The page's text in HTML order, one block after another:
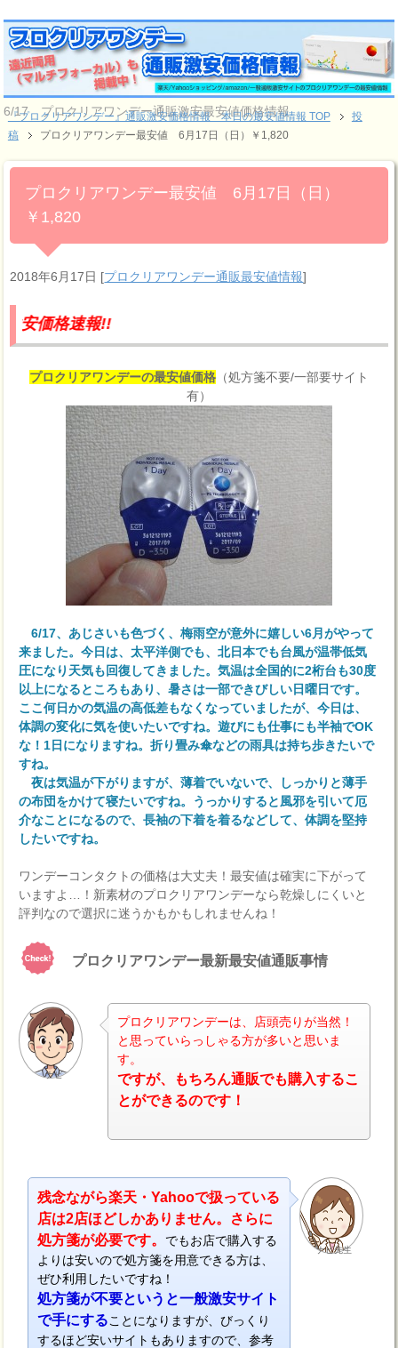
6/17 プロクリアワンデー通販激安最安値価格情報
『プロクリアワンデー』通販激安価格情報 本日の最安値情報 TOP
投
稿
プロクリアワンデー最安値 6月17日（日）￥1,820
プロクリアワンデー最安値 6月17日（日）
￥1,820
2018年6月17日 [プロクリアワンデー通販最安値情報]
報!!
プロクリアワンデーの最安値価格（処方箋不要/一部要サイト
有）
6/17、あじさいも色づく、梅雨空が意外に嬉しい6月がやって
来ました。今日は、太平洋側でも、北日本でも台風が温帯低気
圧になり天気も回復してきました。気温は全国的に2桁台も30度
以上になるところもあり、暑さは一部できびしい日曜日です。
ここ何日かの気温の高低差もなくなっていましたが、今日は、
体調の変化に気を使いたいですね。遊びにも仕事にも半袖でOK
な！1日になりますね。折り畳み傘などの雨具は持ち歩きたいで
すね。
夜は気温が下がりますが、薄着でいないで、しっかりと薄手
の布団をかけて寝たいですね。うっかりすると風邪を引いて厄
介なことになるので、長袖の下着を着るなどして、体調を堅持
したいですね。
ワンデーコンタクトの価格は大丈夫！最安値は確実に下がって
いますよ…！新素材のプロクリアワンデーなら乾燥しにくいと
評判なので選択に迷うかもかもしれませんね！
プロクリアワンデー最新最安値通販事情
ナビ
プロクリアワンデーは、店頭売りが当然！
と思っていらっしゃる方が多いと思いま
す。
ですが、もちろん通販でも購入するこ
とができるのです！
ナビ先生
残念ながら楽天・Yahooで扱っている
店は2店ほどしかありません。さらに
処方箋が必要です。 でもお店で購入する
よりは安いので処方箋を用意できる方は、
ぜひ利用したいですね！
処方箋が不要というと一般激安サイト
で手にすることになりますが、びっくり
するほど安いサイトもありますので、参考